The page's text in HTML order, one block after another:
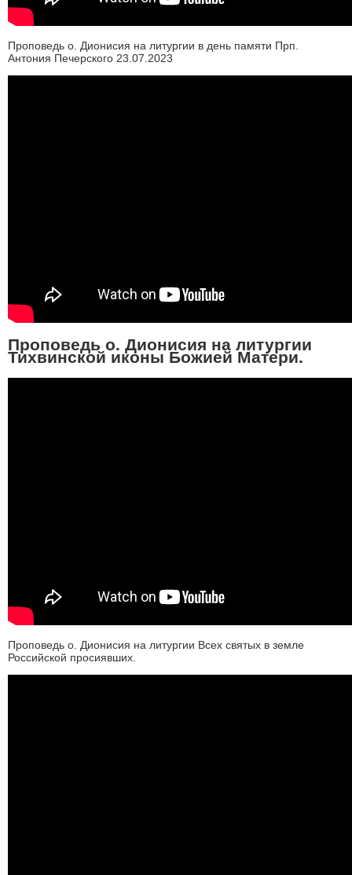
Проповедь о. Дионисия на литургии в день памяти Прп.
Антония Печерского 23.07.2023
Проповедь о. Дионисия на литургии
Тихвинской иконы Божией Матери.
Проповедь о. Дионисия на литургии Всех святых в земле
Российской просиявших.